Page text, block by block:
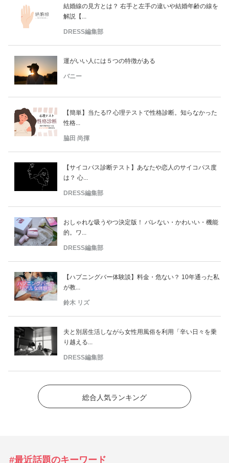
結婚線の見方とは？ 右手と左手の違いや結婚年齢の線を
解説【...
DRESS編集部
運がいい人には５つの特徴がある
バニー
【簡単】当たる!? 心理テストで性格診断。知らなかった
性格...
脇田 尚揮
【サイコパス診断テスト】あなたや恋人のサイコパス度
は？ 心...
DRESS編集部
おしゃれな吸うやつ決定版！ バレない・かわいい・機能
的。ワ...
DRESS編集部
【ハプニングバー体験談】料金・危ない？ 10年通った私
が教...
鈴木 リズ
夫と別居生活しながら女性用風俗を利用「辛い日々を乗
り越える...
DRESS編集部
総合人気ランキング
#最近話題のキーワード